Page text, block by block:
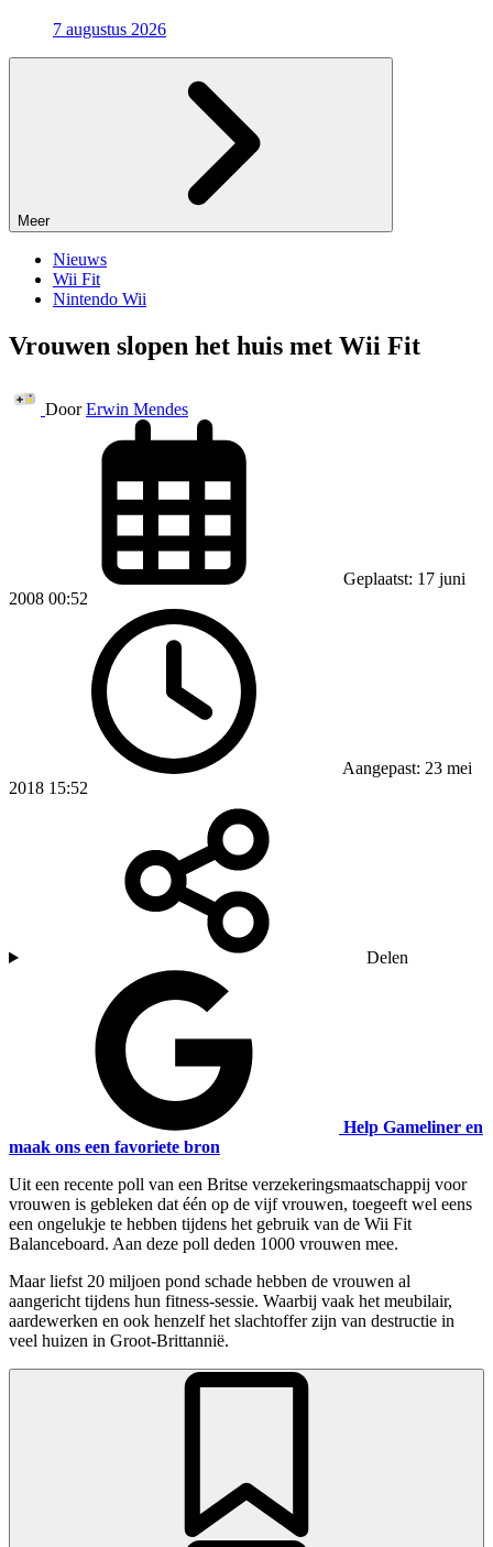
7 augustus 2026
Meer
Nieuws
Wii Fit
Nintendo Wii
Vrouwen slopen het huis met Wii Fit
Door Erwin Mendes
Geplaatst: 17 juni
2008 00:52
Aangepast: 23 mei
2018 15:52
Delen
Help Gameliner en
maak ons een favoriete bron
Uit een recente poll van een Britse verzekeringsmaatschappij voor
vrouwen is gebleken dat één op de vijf vrouwen, toegeeft wel eens
een ongelukje te hebben tijdens het gebruik van de Wii Fit
Balanceboard. Aan deze poll deden 1000 vrouwen mee.
Maar liefst 20 miljoen pond schade hebben de vrouwen al
aangericht tijdens hun fitness-sessie. Waarbij vaak het meubilair,
aardewerken en ook henzelf het slachtoffer zijn van destructie in
veel huizen in Groot-Brittannië.